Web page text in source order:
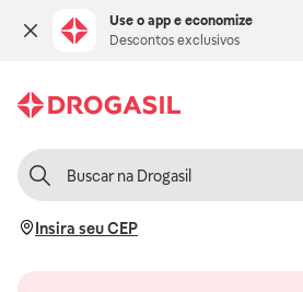
Use o app e economize
Descontos exclusivos
Insira seu CEP